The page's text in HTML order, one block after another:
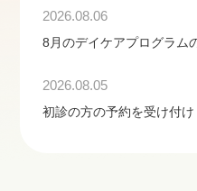
2026.08.06
8月のデイケアプログラ
2026.08.05
初診の方の予約を受け付